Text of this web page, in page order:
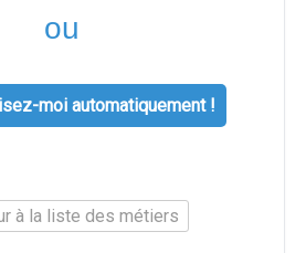
ou
moi automatiquement !
à la liste des métiers